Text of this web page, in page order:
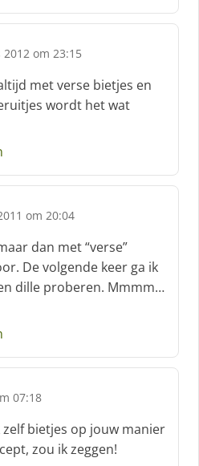
om 23:15
met verse bietjes en
wordt het wat
om 20:04
dan met “verse”
De volgende keer ga ik
dille proberen. Mmmm…
07:18
bietjes op jouw manier
zou ik zeggen!